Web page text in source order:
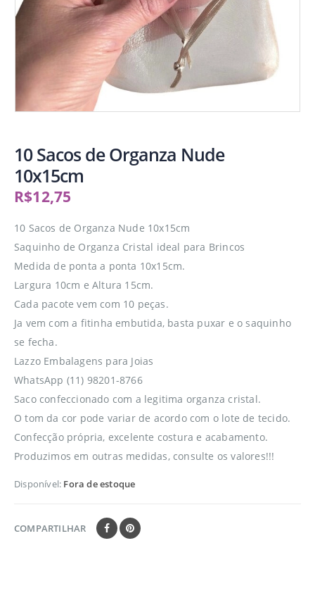
10 Sacos de Organza Nude
10x15cm
R$12,75
10 Sacos de Organza Nude 10x15cm
Saquinho de Organza Cristal ideal para Brincos
Medida de ponta a ponta 10x15cm.
Largura 10cm e Altura 15cm.
Cada pacote vem com 10 peças.
Ja vem com a fitinha embutida, basta puxar e o saquinho
se fecha.
Lazzo Embalagens para Joias
WhatsApp (11) 98201-8766
Saco confeccionado com a legitima organza cristal.
O tom da cor pode variar de acordo com o lote de tecido.
Confecção própria, excelente costura e acabamento.
Produzimos em outras medidas, consulte os valores!!!
Disponível: Fora de estoque
COMPARTILHAR